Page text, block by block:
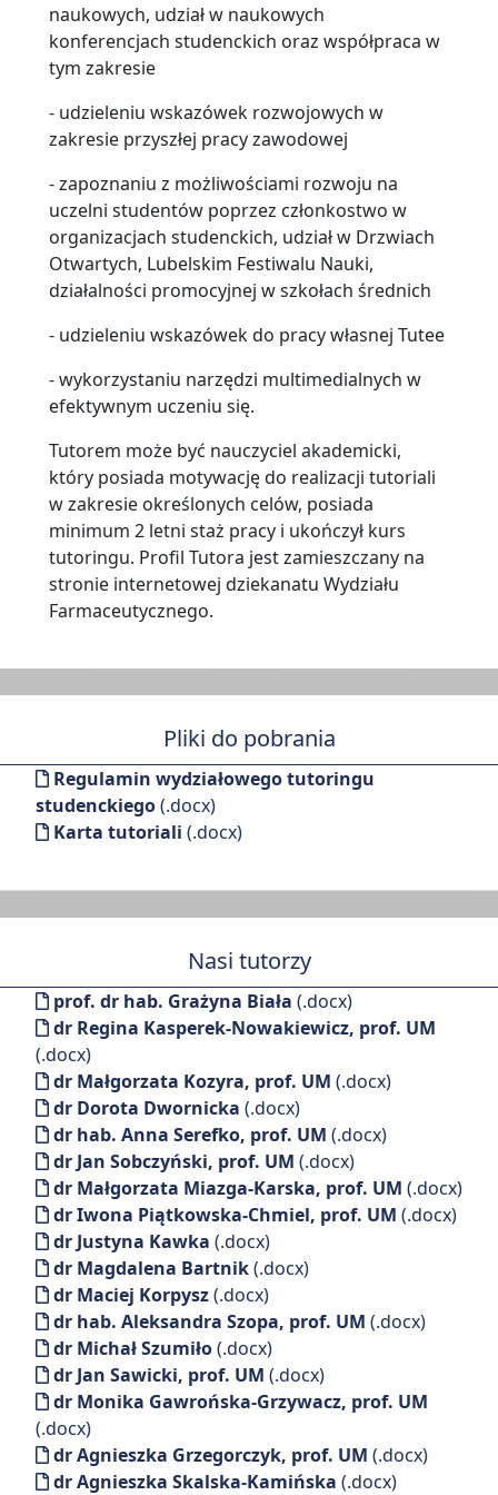
naukowych, udział w naukowych
konferencjach studenckich oraz współpraca w
tym zakresie
- udzieleniu wskazówek rozwojowych w
zakresie przyszłej pracy zawodowej
- zapoznaniu z możliwościami rozwoju na
uczelni studentów poprzez członkostwo w
organizacjach studenckich, udział w Drzwiach
Otwartych, Lubelskim Festiwalu Nauki,
działalności promocyjnej w szkołach średnich
- udzieleniu wskazówek do pracy własnej Tutee
- wykorzystaniu narzędzi multimedialnych w
efektywnym uczeniu się.
Tutorem może być nauczyciel akademicki,
który posiada motywację do realizacji tutoriali
w zakresie określonych celów, posiada
minimum 2 letni staż pracy i ukończył kurs
tutoringu. Profil Tutora jest zamieszczany na
stronie internetowej dziekanatu Wydziału
Farmaceutycznego.
Pliki do pobrania
Regulamin wydziałowego tutoringu
studenckiego(.docx)
Karta tutoriali (.docx)
Nasi tutorzy
prof. dr hab. Grażyna Biała (.docx)
dr Regina Kasperek-Nowakiewicz, prof. UM
(.docx)
dr Małgorzata Kozyra, prof. UM (.docx)
dr Dorota Dwornicka (.docx)
dr hab. Anna Serefko, prof. UM (.docx)
dr Jan Sobczyński, prof. UM (.docx)
dr Małgorzata Miazga-Karska, prof. UM (.docx)
dr Iwona Piątkowska-Chmiel, prof. UM (.docx)
dr Justyna Kawka (.docx)
dr Magdalena Bartnik(.docx)
dr Maciej Korpysz(.docx)
dr hab. Aleksandra Szopa, prof. UM (.docx)
dr Michał Szumiło(.docx)
dr Jan Sawicki, prof. UM (.docx)
dr Monika Gawrońska-Grzywacz, prof. UM
(.docx)
dr Agnieszka Grzegorczyk, prof. UM (.docx)
dr Agnieszka Skalska-Kamińska (.docx)